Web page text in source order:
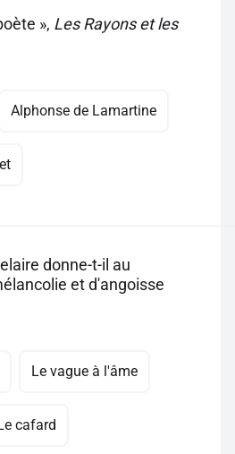
», Les Rayons et les
Alphonse de Lamartine
donne-t-il au
et d'angoisse
Le vague à l'âme
cafard